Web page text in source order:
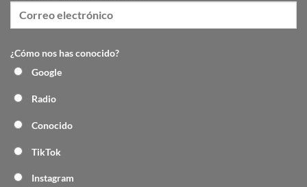
¿Cómo nos has conocido?
Google
Radio
Conocido
TikTok
Instagram